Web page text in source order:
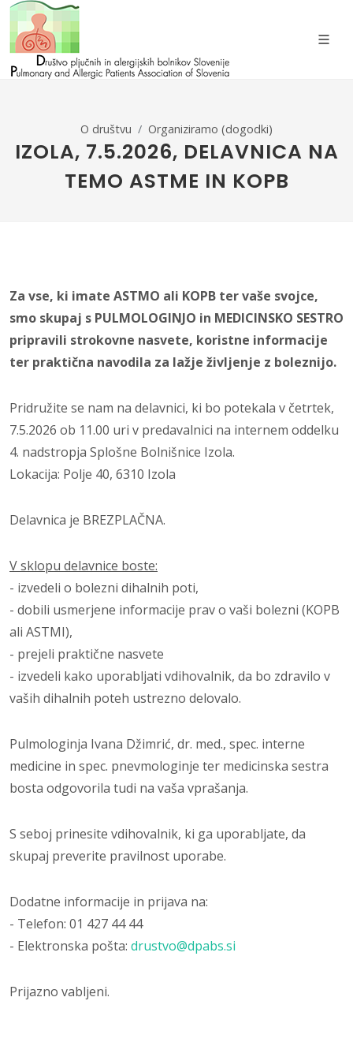
O društvu Organiziramo (dogodki)
IZOLA, 7.5.2026, DELAVNICA NA
TEMO ASTME IN KOPB
Za vse, ki imate ASTMO ali KOPB ter vaše svojce,
smo skupaj s PULMOLOGINJO in MEDICINSKO SESTRO
pripravili strokovne nasvete, koristne informacije
ter praktična navodila za lažje življenje z boleznijo.
Pridružite se nam na delavnici, ki bo potekala v četrtek,
7.5.2026 ob 11.00 uri v predavalnici na internem oddelku
4. nadstropja Splošne Bolnišnice Izola.
Lokacija: Polje 40, 6310 Izola
Delavnica je BREZPLAČNA.
V sklopu delavnice boste:
- izvedeli o bolezni dihalnih poti,
- dobili usmerjene informacije prav o vaši bolezni (KOPB
ali ASTMI),
- prejeli praktične nasvete
- izvedeli kako uporabljati vdihovalnik, da bo zdravilo v
vaših dihalnih poteh ustrezno delovalo.
Pulmologinja Ivana Džimrić, dr. med., spec. interne
medicine in spec. pnevmologinje ter medicinska sestra
bosta odgovorila tudi na vaša vprašanja.
S seboj prinesite vdihovalnik, ki ga uporabljate, da
skupaj preverite pravilnost uporabe.
Dodatne informacije in prijava na:
- Telefon: 01 427 44 44
- Elektronska pošta: drustvo@dpabs.si
Prijazno vabljeni.